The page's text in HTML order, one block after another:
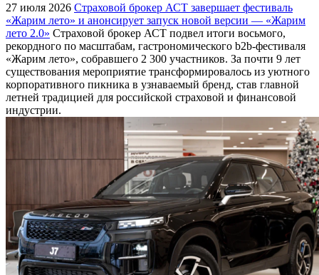
27 июля 2026 Страховой брокер АСТ завершает фестиваль
«Жарим лето» и анонсирует запуск новой версии — «Жарим
лето 2.0» Страховой брокер АСТ подвел итоги восьмого,
рекордного по масштабам, гастрономического b2b-фестиваля
«Жарим лето», собравшего 2 300 участников. За почти 9 лет
существования мероприятие трансформировалось из уютного
корпоративного пикника в узнаваемый бренд, став главной
летней традицией для российской страховой и финансовой
индустрии.